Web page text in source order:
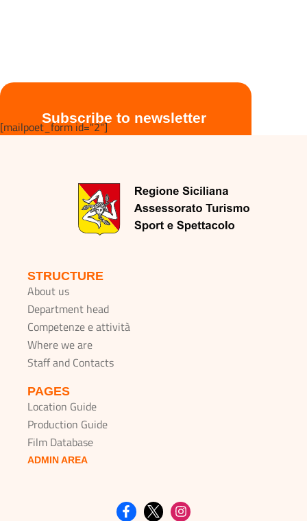
Subscribe to newsletter
[mailpoet_form id="2"]
STRUCTURE
About us
Department head
Competenze e attività
Where we are
Staff and Contacts
PAGES
Location Guide
Production Guide
Film Database
ADMIN AREA